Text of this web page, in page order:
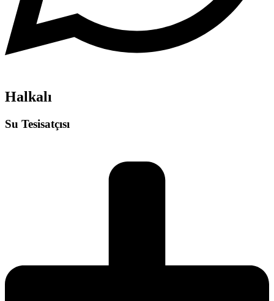
Halkalı
Su Tesisatçısı